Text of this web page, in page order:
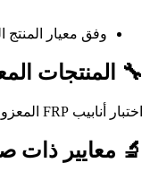
وفق معيار المنتج
🔧 المنتجات
اختبار أنابيب FRP المعزولة للدفن
🔬 معايير ذات